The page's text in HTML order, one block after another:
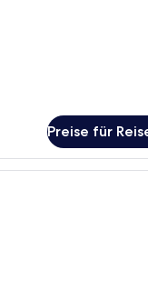
Preise für